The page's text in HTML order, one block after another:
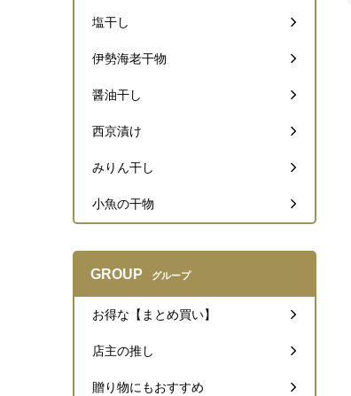
塩干し
伊勢海老干物
醤油干し
西京漬け
みりん干し
小魚の干物
GROUP グループ
お得な【まとめ買い】
店主の推し
贈り物にもおすすめ